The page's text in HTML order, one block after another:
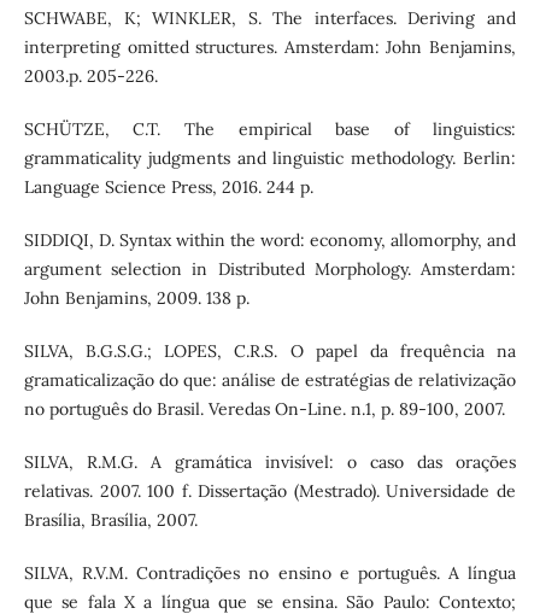
SCHWABE, K; WINKLER, S. The interfaces. Deriving and
interpreting omitted structures. Amsterdam: John Benjamins,
2003.p. 205-226.
SCHÜTZE, C.T. The empirical base of linguistics:
grammaticality judgments and linguistic methodology. Berlin:
Language Science Press, 2016. 244 p.
SIDDIQI, D. Syntax within the word: economy, allomorphy, and
argument selection in Distributed Morphology. Amsterdam:
John Benjamins, 2009. 138 p.
SILVA, B.G.S.G.; LOPES, C.R.S. O papel da frequência na
gramaticalização do que: análise de estratégias de relativização
no português do Brasil. Veredas On-Line. n.1, p. 89-100, 2007.
SILVA, R.M.G. A gramática invisível: o caso das orações
relativas. 2007. 100 f. Dissertação (Mestrado). Universidade de
Brasília, Brasília, 2007.
SILVA, R.V.M. Contradições no ensino e português. A língua
que se fala X a língua que se ensina. São Paulo: Contexto;